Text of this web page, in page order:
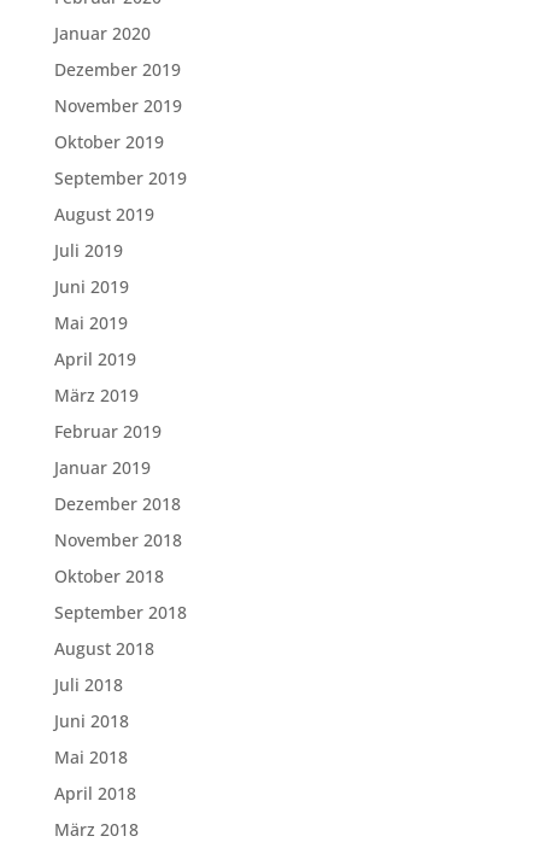
Januar 2020
Dezember 2019
November 2019
Oktober 2019
September 2019
August 2019
Juli 2019
Juni 2019
Mai 2019
April 2019
März 2019
Februar 2019
Januar 2019
Dezember 2018
November 2018
Oktober 2018
September 2018
August 2018
Juli 2018
Juni 2018
Mai 2018
April 2018
März 2018